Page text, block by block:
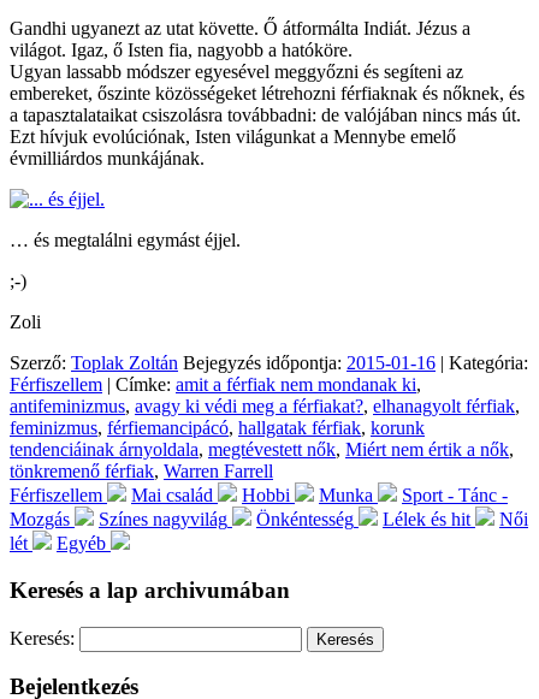
Gandhi ugyanezt az utat követte. Ő átformálta Indiát. Jézus a
világot. Igaz, ő Isten fia, nagyobb a hatóköre.
Ugyan lassabb módszer egyesével meggyőzni és segíteni az
embereket, őszinte közösségeket létrehozni férfiaknak és nőknek, és
a tapasztalataikat csiszolásra továbbadni: de valójában nincs más út.
Ezt hívjuk evolúciónak, Isten világunkat a Mennybe emelő
évmilliárdos munkájának.
… és megtalálni egymást éjjel.
;-)
Zoli
Szerző: Toplak Zoltán Bejegyzés időpontja: 2015-01-16 | Kategória:
Férfiszellem | Címke: amit a férfiak nem mondanak ki,
antifeminizmus, avagy ki védi meg a férfiakat?, elhanagyolt férfiak,
feminizmus, férfiemancipácó, hallgatak férfiak, korunk
tendenciáinak árnyoldala, megtévestett nők, Miért nem értik a nők,
tönkremenő férfiak, Warren Farrell
Férfiszellem
Mai család Hobbi Munka
Sport - Tánc -
Mozgás
Színes nagyvilág Önkéntesség Lélek és hit
Női
lét
Egyéb
Keresés a lap archivumában
Keresés:
Bejelentkezés